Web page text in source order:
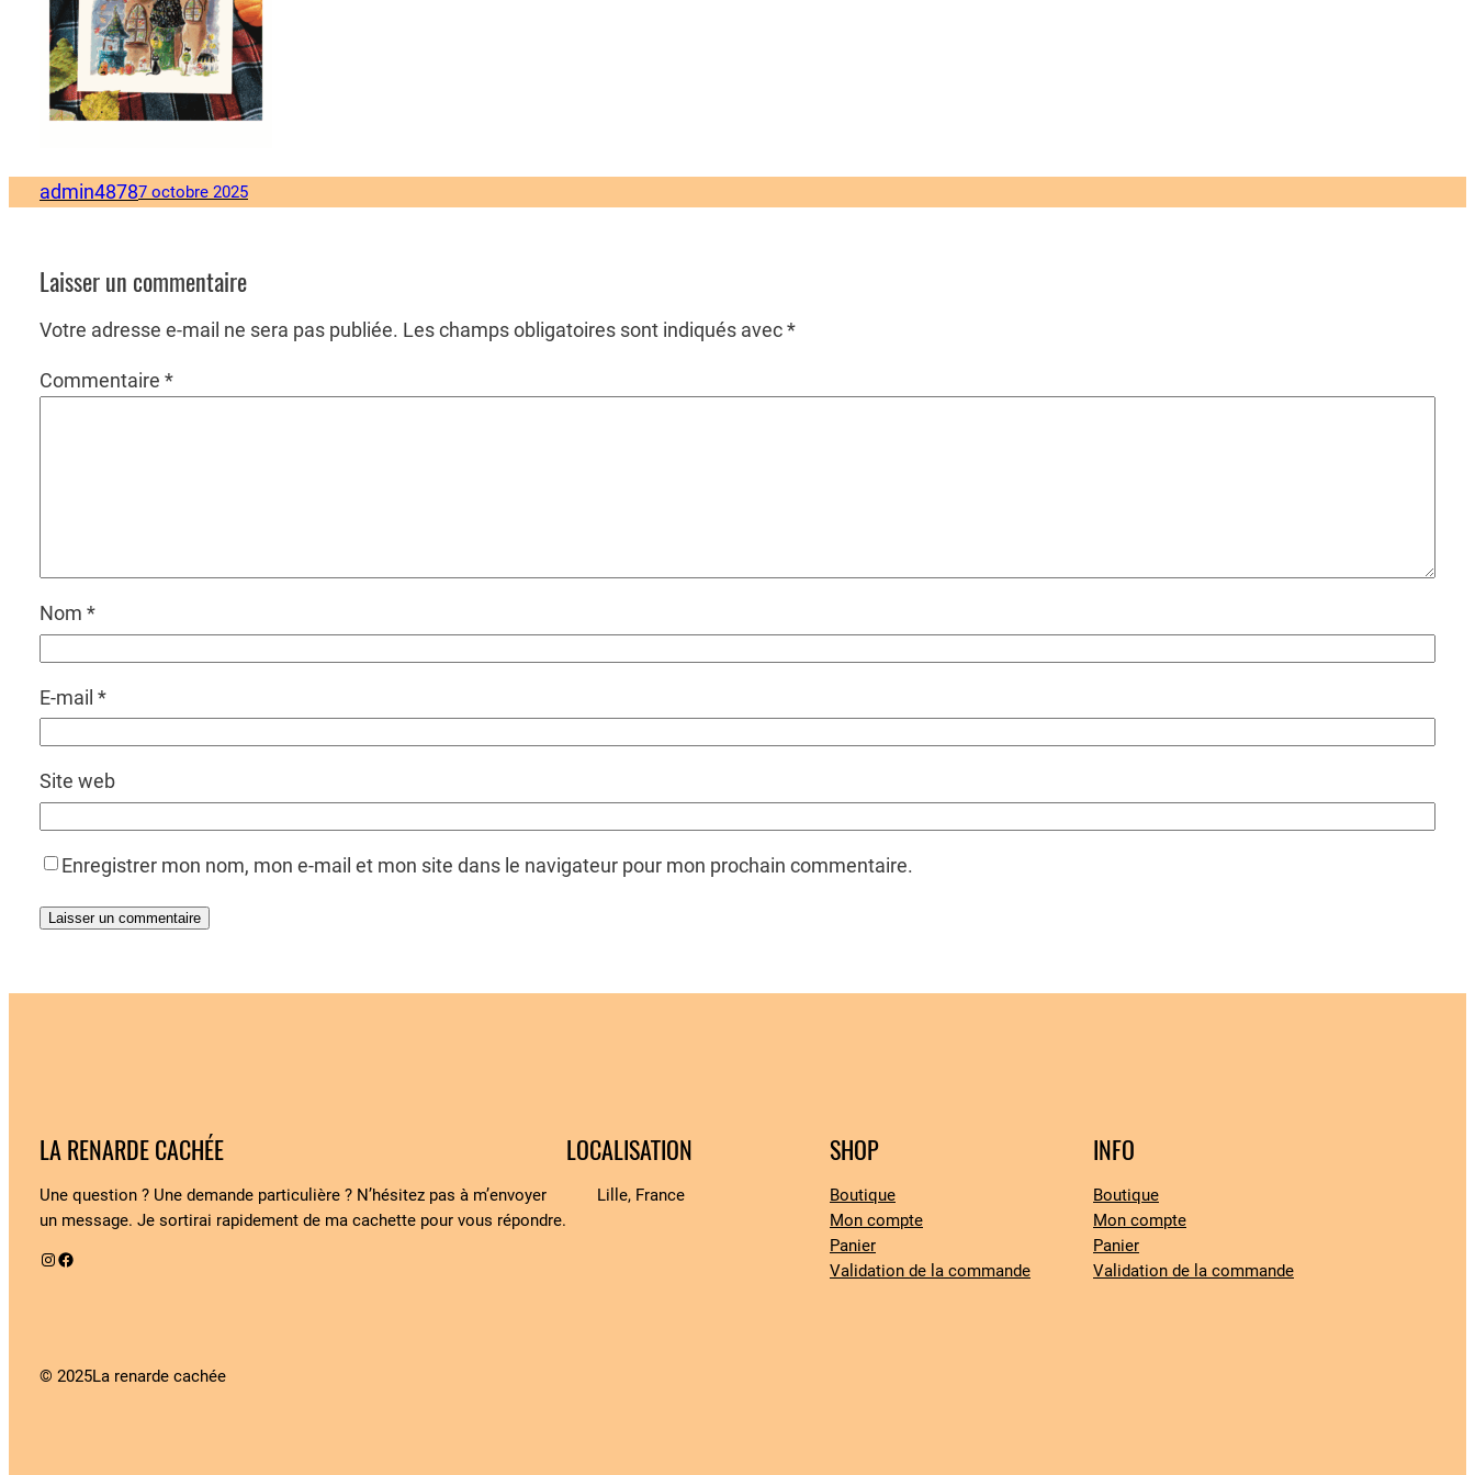
admin48787 octobre 2025
Laisser un commentaire
Votre adresse e-mail ne sera pas publiée. Les champs obligatoires sont indiqués avec*
Commentaire *
Nom *
E-mail *
Site web
Enregistrer mon nom, mon e-mail et mon site dans le navigateur pour mon prochain commentaire.
LA RENARDE CACHÉE
Une question ? Une demande particulière ? N’hésitez pas à m’envoyer
un message. Je sortirai rapidement de ma cachette pour vous répondre.
Instagram Facebook
LOCALISATION
Lille, France
SHOP
Boutique
Mon compte
Panier
Validation de la commande
INFO
Boutique
Mon compte
Panier
Validation de la commande
© 2025La renarde cachée